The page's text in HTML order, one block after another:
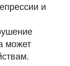
и
может